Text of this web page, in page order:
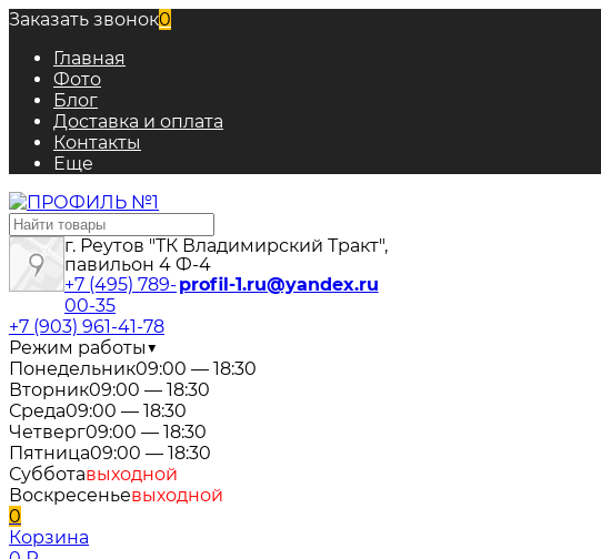
Заказать звонок0
Главная
Фото
Блог
Доставка и оплата
Контакты
Еще
г. Реутов "ТК Владимирский Тракт",
павильон 4 Ф-4
profil-1.ru@yandex.ru
+7 (495) 789-
00-35
+7 (903) 961-41-78
Режим работы▼
Понедельник09:00 — 18:30
Вторник09:00 — 18:30
Среда09:00 — 18:30
Четверг09:00 — 18:30
Пятница09:00 — 18:30
Субботавыходной
Воскресеньевыходной
0
Корзина